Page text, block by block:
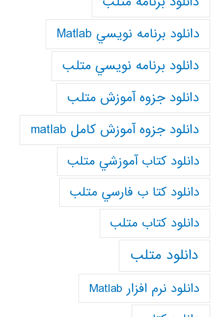
دانلود برنامه نويسي Matlab
دانلود برنامه نويسي متلب
دانلود جزوه آموزش متلب
دانلود جزوه آموزش کامل matlab
دانلود كتاب آموزشي متلب
دانلود كتا ب فارسي متلب
دانلود كتاب متلب
دانلود متلب
دانلود نرم افزار Matlab